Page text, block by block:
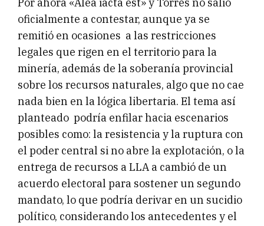
Por ahora «Alea iacta est» y Torres no salió
oficialmente a contestar, aunque ya se
remitió en ocasiones a las restricciones
legales que rigen en el territorio para la
minería, además de la soberanía provincial
sobre los recursos naturales, algo que no cae
nada bien en la lógica libertaria. El tema así
planteado podría enfilar hacia escenarios
posibles como: la resistencia y la ruptura con
el poder central si no abre la explotación, o la
entrega de recursos a LLA a cambió de un
acuerdo electoral para sostener un segundo
mandato, lo que podría derivar en un sucidio
político, considerando los antecedentes y el